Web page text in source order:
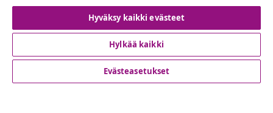
Peruuta tilaus
Hyväksy kaikki evästeet
Hylkää kaikki
Evästeasetukset